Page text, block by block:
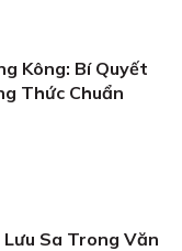
Kông: Bí Quyết
Thức Chuẩn
Sa Trong Văn